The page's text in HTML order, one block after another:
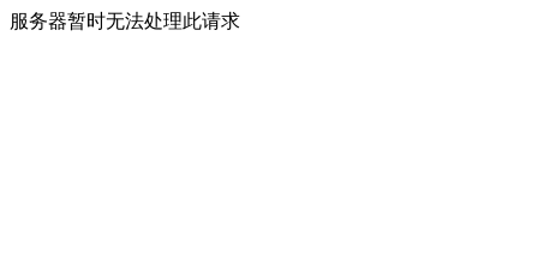
服务器暂时无法处理此请求